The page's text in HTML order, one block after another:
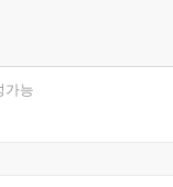
역사와 문화, 오늘
년 브렉시트 이후
가능